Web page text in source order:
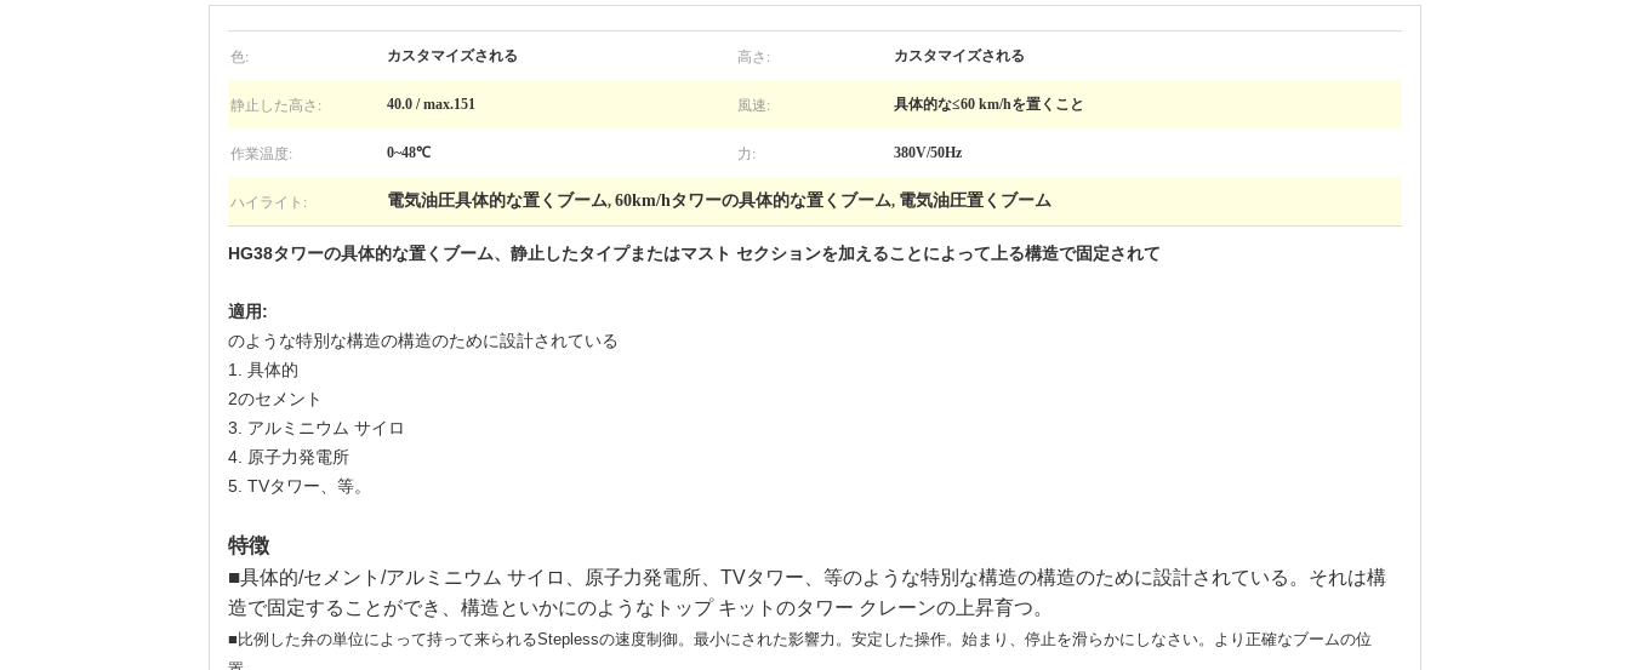
色: カスタマイズされる 高さ: カスタマイズされる
静止した高さ: 40.0 / max.151 風速: 具体的な≤60 km/hを置くこと
作業温度: 0~48℃ 力: 380V/50Hz
ハイライト: 電気油圧具体的な置くブーム, 60km/hタワーの具体的な置くブーム, 電気油圧置くブーム
HG38タワーの具体的な置くブーム、静止したタイプまたはマスト セクションを加えることによって上る構造で固定されて
適用:
のような特別な構造の構造のために設計されている
1. 具体的
2のセメント
3. アルミニウム サイロ
4. 原子力発電所
5. TVタワー、等。
特徴
■具体的/セメント/アルミニウム サイロ、原子力発電所、TVタワー、等のような特別な構造の構造のために設計されている。それは構
造で固定することができ、構造といかにのようなトップ キットのタワー クレーンの上昇育つ。
■比例した弁の単位によって持って来られるSteplessの速度制御。最小にされた影響力。安定した操作。始まり、停止を滑らかにしなさい。より正確なブームの位